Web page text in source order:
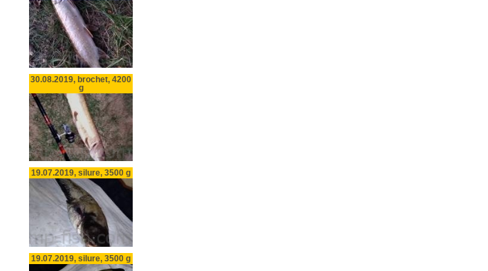
30.08.2019, brochet, 4200
g
19.07.2019, silure, 3500 g
19.07.2019, silure, 3500 g